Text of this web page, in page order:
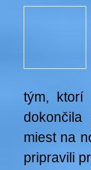
tým, ktorí
miest na
pripravili